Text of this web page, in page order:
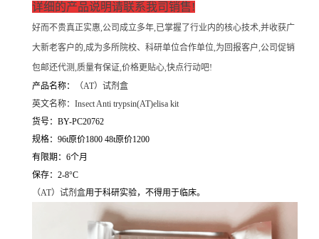
详细的产品说明请联系我司销售!
好而不贵真正实惠,公司成立多年,已掌握了行业内的核心技术,并收获广
大新老客户的,成为多所院校、科研单位合作单位,为回报客户,公司促销
包邮还代测,质量有保证,价格更贴心,快点行动吧!
产品名称：
（AT）试剂盒
英文名称： Insect Anti trypsin(AT)elisa kit
货号：BY-PC20762
规格：96t原价1800 48t原价1200
有限期：6个月
保存：2-8°C
（AT）试剂盒用于科研实验，不得用于临床。